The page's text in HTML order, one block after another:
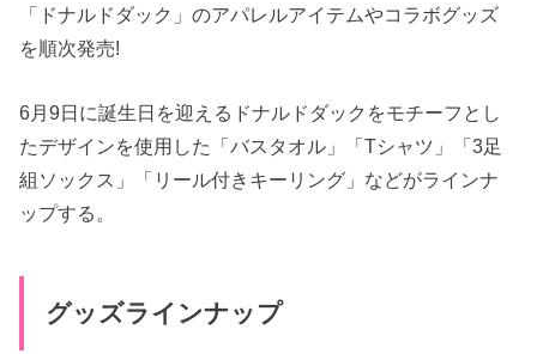
「ドナルドダック」のアパレルアイテムやコラボグッズ
を順次発売!
6月9日に誕生日を迎えるドナルドダックをモチーフとし
たデザインを使用した「バスタオル」「Tシャツ」「3足
組ソックス」「リール付きキーリング」などがラインナ
ップする。
グッズラインナップ